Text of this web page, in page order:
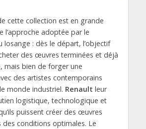
cette collection est en grande
l’approche adoptée par le
losange : dès le départ, l’objectif
des œuvres terminées et déjà
mais bien de forger une
des artistes contemporains
monde industriel. Renault leur
logistique, technologique et
puissent créer des œuvres
des conditions optimales. Le